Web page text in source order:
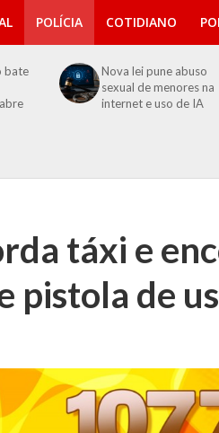
POLÍCIA COTIDIANO
bate
Nova lei pune abuso
sexual de menores na
internet e uso de IA
táxi e
pistola de